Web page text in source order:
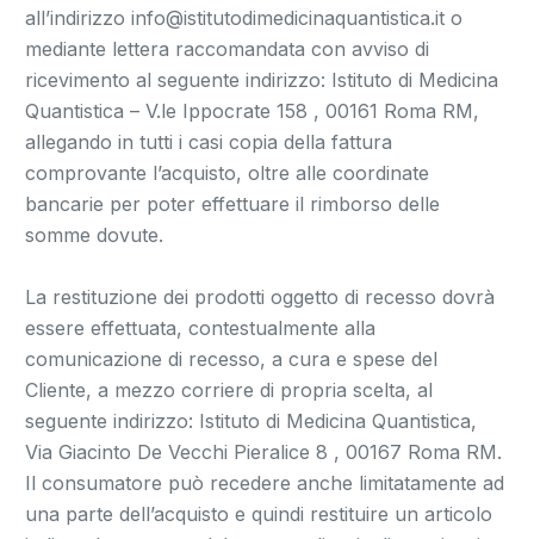
all’indirizzo info@istitutodimedicinaquantistica.it o
mediante lettera raccomandata con avviso di
ricevimento al seguente indirizzo: Istituto di Medicina
Quantistica – V.le Ippocrate 158 , 00161 Roma RM,
allegando in tutti i casi copia della fattura
comprovante l’acquisto, oltre alle coordinate
bancarie per poter effettuare il rimborso delle
somme dovute.
La restituzione dei prodotti oggetto di recesso dovrà
essere effettuata, contestualmente alla
comunicazione di recesso, a cura e spese del
Cliente, a mezzo corriere di propria scelta, al
seguente indirizzo: Istituto di Medicina Quantistica,
Via Giacinto De Vecchi Pieralice 8 , 00167 Roma RM.
Il consumatore può recedere anche limitatamente ad
una parte dell’acquisto e quindi restituire un articolo